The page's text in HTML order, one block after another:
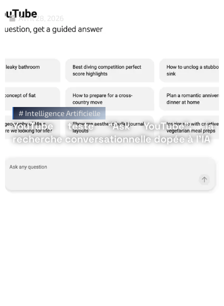
# Intelligence Artificielle
YouTube teste “Ask YouTube”, la
recherche conversationnelle dopée à l’IA
Avril 28, 2026